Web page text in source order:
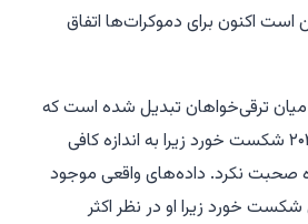
اکنون برای دموکرات‌ها اتفاق
ترقی‌خواهان تبدیل شده است که
کامالا هریس در سال ۲۰۲۴ شکست خورد زیرا به اندازه کافی
صحبت نکرد. داده‌های واقعی موجود
خورد زیرا او در نظر اکثر